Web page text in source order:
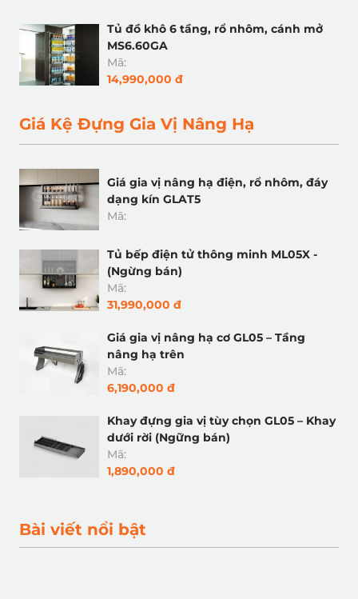
Tủ đồ khô 6 tầng, rổ nhôm, cánh mở
MS6.60GA
Mã:
14,990,000 đ
Giá Kệ Đựng Gia Vị Nâng Hạ
Giá gia vị nâng hạ điện, rổ nhôm, đáy
dạng kín GLAT5
Mã:
Tủ bếp điện tử thông minh ML05X -
(Ngừng bán)
Mã:
31,990,000 đ
Giá gia vị nâng hạ cơ GL05 – Tầng
nâng hạ trên
Mã:
6,190,000 đ
Khay đựng gia vị tùy chọn GL05 – Khay
dưới rời (Ngững bán)
Mã:
1,890,000 đ
Bài viết nổi bật